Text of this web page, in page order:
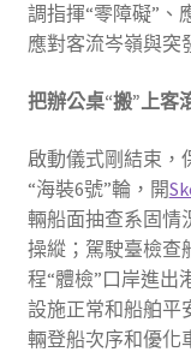
調指揮“零障礙”、
應對客流岑嶺與突
把辦公桌“搬”上客
啟動儀式剛結束，
“海裝6號”輪，開
輛船面抽查系固情
操縱；駕駛臺檢查
程“體檢”口岸進出
設施正常和船舶平
輛登船次序和優化